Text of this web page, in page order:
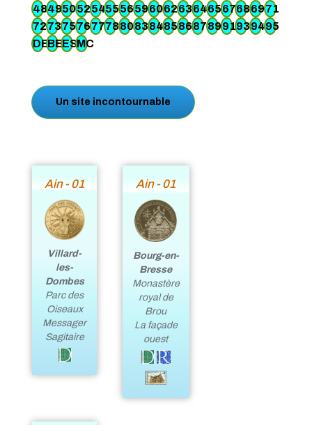
4849505254555659606263646567686971
7273757677788083848586878991939495
DEBEESMC
Un site incontournable
Ain - 01
Villard-
les-
Dombes
Parc des
Oiseaux
Messager
Sagitaire
Ain - 01
Bourg-en-
Bresse
Monastère
royal de
Brou
La façade
ouest